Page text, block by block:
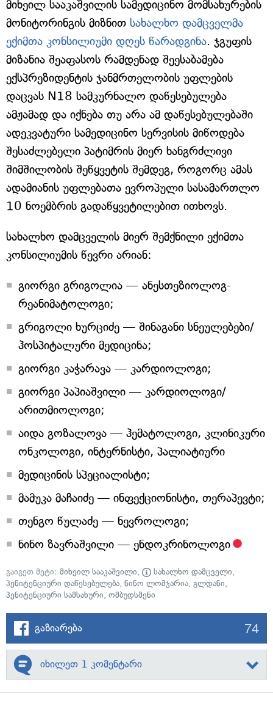
მიხეილ სააკაშვილის სამედიცინო მომსახურების
მონიტორინგის მიზნით სახალხო დამცველმა
ექიმთა კონსილიუმი დღეს წარადგინა. ჯგუფის
მიზანია შეაფასოს რამდენად შეესაბამება
ექსპრეზიდენტის ჯანმრთელობის უფლების
დაცვას N18 სამკურნალო დაწესებულება
ამჟამად და იქნება თუ არა ამ დაწესებულებაში
ადეკვატური სამედიცინო სერვისის მიწოდება
შესაძლებელი პატიმრის მიერ ხანგრძლივი
შიმშილობის შეწყვეტის შემდეგ, როგორც ამას
ადამიანის უფლებათა ევროპული სასამართლო
10 ნოემბრის გადაწყვეტილებით ითხოვს.
სახალხო დამცველის მიერ შემქნილი ექიმთა
კონსილიუმის წევრი არიან:
გიორგი გრიგოლია — ანესთეზიოლოგ-
რეანიმატოლოგი;
გრიგოლი ხურციძე — შინაგანი სნეულებები/
ჰოსპიტალური მედიცინა;
გიორგი კაჭარავა — კარდიოლოგი;
გიორგი პაპიაშვილი — კარდიოლოგი/
არითმიოლოგი;
აიდა გოზალოვა — ჰემატოლოგი, კლინიკური
ონკოლოგი, ინტერნისტი, პალიატიური
მედიცინის სპეციალისტი;
მამუკა მაჩაიძე — ინფექციონისტი, თერაპევტი;
თენგო წულაძე — ნევროლოგი;
ნინო ზავრაშვილი — ენდოკრინოლოგი
გაიგეთ მეტი: მიხეილ სააკაშვილი, სახალხო დამცველი,
პენიტენციური დაწესებულება, ნინო ლომჯარია, გლდანი,
პენიტენციური სამსახური, ომბუდსმენი
გაზიარება 74
იხილეთ 1 კომენტარი